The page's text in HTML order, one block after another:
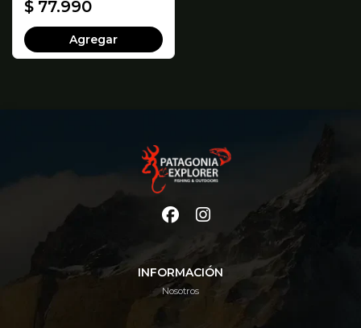
$ 77.990
Agregar
INFORMACIÓN
Nosotros